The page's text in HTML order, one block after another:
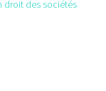
droit des sociétés